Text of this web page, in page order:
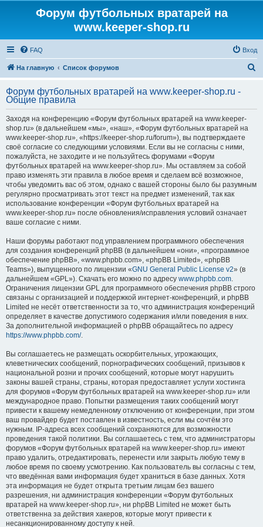
Форум футбольных вратарей на
www.keeper-shop.ru
FAQ Вход
На главную Список форумов
с
Форум футбольных вратарей на www.keeper-shop.ru -
Общие правила
Заходя на конференцию «Форум футбольных вратарей на www.keeper-
shop.ru» (в дальнейшем «мы», «наш», «Форум футбольных вратарей на
www.keeper-shop.ru», «https://keeper-shop.ru/forum»), вы подтверждаете
своё согласие со следующими условиями. Если вы не согласны с ними,
пожалуйста, не заходите и не пользуйтесь форумами «Форум
футбольных вратарей на www.keeper-shop.ru». Мы оставляем за собой
право изменять эти правила в любое время и сделаем всё возможное,
чтобы уведомить вас об этом, однако с вашей стороны было бы разумным
регулярно просматривать этот текст на предмет изменений, так как
использование конференции «Форум футбольных вратарей на
www.keeper-shop.ru» после обновления/исправления условий означает
ваше согласие с ними.
Наши форумы работают под управлением программного обеспечения
для создания конференций phpBB (в дальнейшем «они», «программное
обеспечение phpBB», «www.phpbb.com», «phpBB Limited», «phpBB
Teams»), выпущенного по лицензии «GNU General Public License v2» (в
дальнейшем «GPL»). Скачать его можно по адресу www.phpbb.com.
Ограничения лицензии GPL для программного обеспечения phpBB строго
связаны с организацией и поддержкой интернет-конференций, и phpBB
Limited не несёт ответственности за то, что администрация конференций
определяет в качестве допустимого содержания и/или поведения в них.
За дополнительной информацией о phpBB обращайтесь по адресу
https://www.phpbb.com/.
Вы соглашаетесь не размещать оскорбительных, угрожающих,
клеветнических сообщений, порнографических сообщений, призывов к
национальной розни и прочих сообщений, которые могут нарушить
законы вашей страны, страны, которая предоставляет услуги хостинга
для форумов «Форум футбольных вратарей на www.keeper-shop.ru» или
международное право. Попытки размещения таких сообщений могут
привести к вашему немедленному отключению от конференции, при этом
ваш провайдер будет поставлен в известность, если мы сочтём это
нужным. IP-адреса всех сообщений сохраняются для возможности
проведения такой политики. Вы соглашаетесь с тем, что администраторы
форумов «Форум футбольных вратарей на www.keeper-shop.ru» имеют
право удалить, отредактировать, перенести или закрыть любую тему в
любое время по своему усмотрению. Как пользователь вы согласны с тем,
что введённая вами информация будет храниться в базе данных. Хотя
эта информация не будет открыта третьим лицам без вашего
разрешения, ни администрация конференции «Форум футбольных
вратарей на www.keeper-shop.ru», ни phpBB Limited не может быть
ответственна за действия хакеров, которые могут привести к
несанкционированному доступу к ней.